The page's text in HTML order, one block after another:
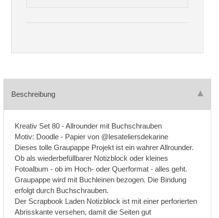
Beschreibung
Kreativ Set 80 - Allrounder mit Buchschrauben
Motiv: Doodle - Papier von @lesateliersdekarine
Dieses tolle Graupappe Projekt ist ein wahrer Allrounder.
Ob als wiederbefüllbarer Notizblock oder kleines
Fotoalbum - ob im Hoch- oder Querformat - alles geht.
Graupappe wird mit Buchleinen bezogen. Die Bindung
erfolgt durch Buchschrauben.
Der Scrapbook Laden Notizblock ist mit einer perforierten
Abrisskante versehen, damit die Seiten gut